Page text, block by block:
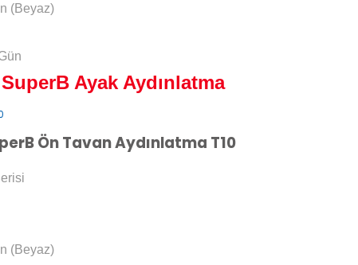
(Beyaz)
Ayak Aydınlatma
Ön Tavan Aydınlatma T10
(Beyaz)